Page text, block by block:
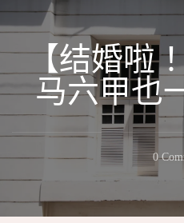
【结婚啦
马六甲也
0